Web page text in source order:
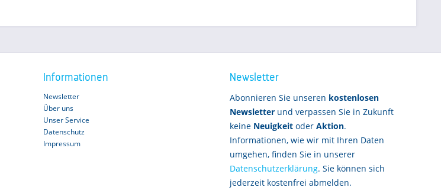
Informationen
Newsletter
Über uns
Unser Service
Datenschutz
Impressum
Newsletter
Abonnieren Sie unseren kostenlosen
Newsletter und verpassen Sie in Zukunft
keine Neuigkeit oder Aktion.
Informationen, wie wir mit Ihren Daten
umgehen, finden Sie in unserer
Datenschutzerklärung. Sie können sich
jederzeit kostenfrei abmelden.